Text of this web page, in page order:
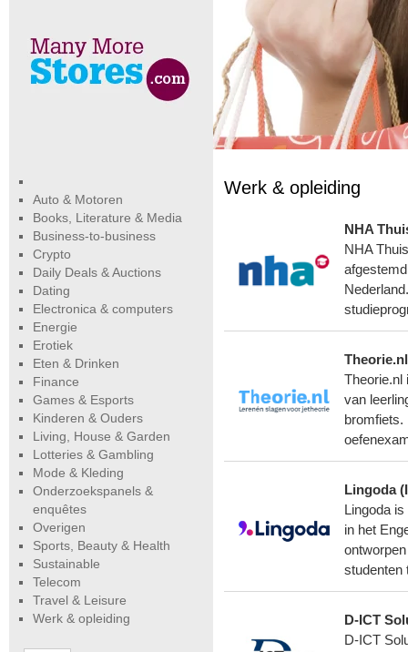
Werk & opleiding
NHA
NHA
Theorie.nl
Theorie.nl
van
bromfiets.
Lingoda
Lingoda
in het
studenten
D-ICT
D-ICT
Auto & Motoren
Books, Literature & Media
Business-to-business
Crypto
Daily Deals & Auctions
Dating
Electronica & computers
Energie
Erotiek
Eten & Drinken
Finance
Games & Esports
Kinderen & Ouders
Living, House & Garden
Lotteries & Gambling
Mode & Kleding
Onderzoekspanels &
enquêtes
Overigen
Sports, Beauty & Health
Sustainable
Telecom
Travel & Leisure
Werk & opleiding